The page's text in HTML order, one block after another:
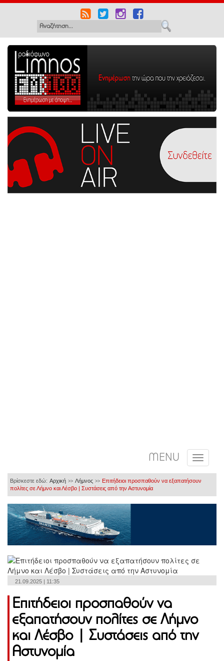
MENU
Βρίσκεστε εδώ: Αρχική >> Λήμνος >> Επιτήδειοι προσπαθούν να εξαπατήσουν
πολίτες σε Λήμνο και Λέσβο | Συστάσεις από την Αστυνομία
21.09.2025 | 11:35
Επιτήδειοι προσπαθούν να
εξαπατήσουν πολίτες σε Λήμνο
και Λέσβο | Συστάσεις από την
Αστυνομία